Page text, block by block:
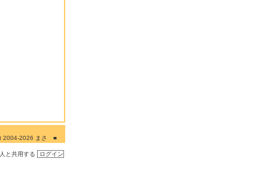
2004-2026 まさ ■
と共用する